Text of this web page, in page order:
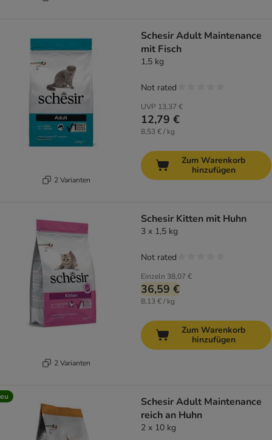
2 Varianten
Schesir Adult Maintenance
mit Fisch
1,5 kg
UVP 13,37 €
12,79 €
8,53 € / kg
Not rated
Zum Warenkorb
hinzufügen
2 Varianten
Schesir Kitten mit Huhn
3 x 1,5 kg
Einzeln 38,07 €
36,59 €
8,13 € / kg
Not rated
Zum Warenkorb
hinzufügen
Schesir Adult Maintenance
reich an Huhn
2 x 10 kg